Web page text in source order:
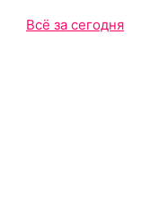
Всё за сегодня